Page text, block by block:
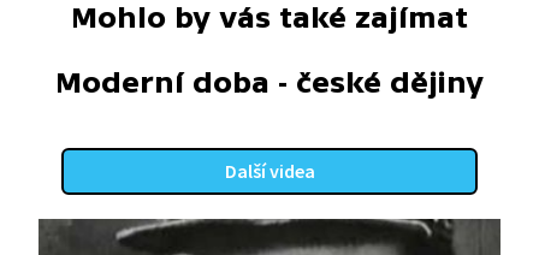
Mohlo by vás také zajímat
Moderní doba - české dějiny
Další videa